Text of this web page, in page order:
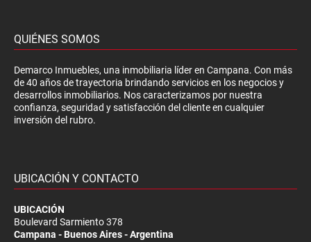
QUIÉNES SOMOS
Demarco Inmuebles, una inmobiliaria líder en Campana. Con más
de 40 años de trayectoria brindando servicios en los negocios y
desarrollos inmobiliarios. Nos caracterizamos por nuestra
confianza, seguridad y satisfacción del cliente en cualquier
inversión del rubro.
UBICACIÓN Y CONTACTO
UBICACIÓN
Boulevard Sarmiento 378
Campana - Buenos Aires - Argentina